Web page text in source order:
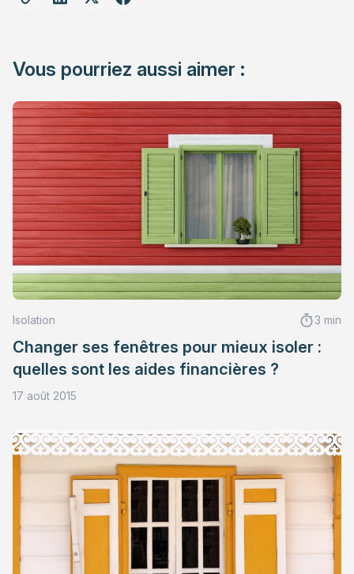
Vous pourriez aussi aimer :
Isolation 3 min
Changer ses fenêtres pour mieux isoler :
quelles sont les aides financières ?
17 août 2015